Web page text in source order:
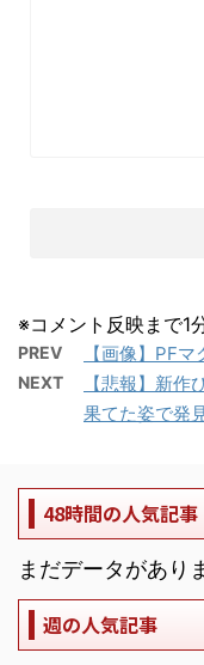
※コメント反映まで1
PREV 【画像】PF
NEXT
【悲報】新作
果てた姿で発
48時間の人気記事
まだデータがあり
週の人気記事